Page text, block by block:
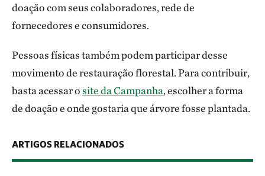
doação com seus colaboradores, rede de
fornecedores e consumidores.
Pessoas físicas também podem participar desse
movimento de restauração florestal. Para contribuir,
basta acessar osite da Campanha, escolher a forma
de doação e onde gostaria que árvore fosse plantada.
ARTIGOS RELACIONADOS